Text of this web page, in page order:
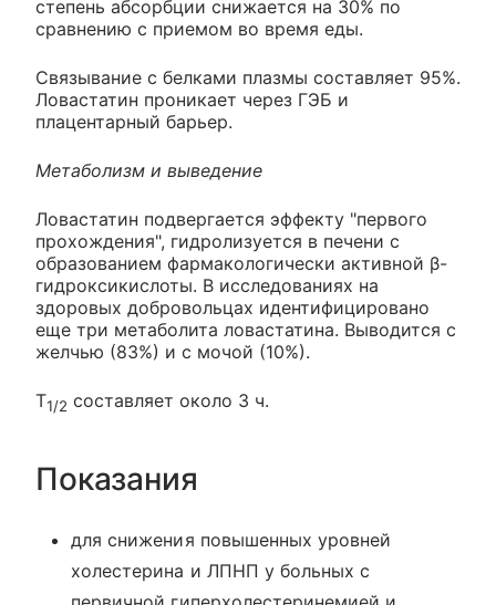
степень абсорбции снижается на 30% по
сравнению с приемом во время еды.
Связывание с белками плазмы составляет 95%.
Ловастатин проникает через ГЭБ и
плацентарный барьер.
Метаболизм и выведение
Ловастатин подвергается эффекту "первого
прохождения", гидролизуется в печени с
образованием фармакологически активной β-
гидроксикислоты. В исследованиях на
здоровых добровольцах идентифицировано
еще три метаболита ловастатина. Выводится с
желчью (83%) и с мочой (10%).
T1/2 составляет около 3 ч.
Показания
для снижения повышенных уровней
холестерина и ЛПНП у больных с